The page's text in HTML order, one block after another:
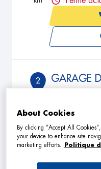
2
km
GARAGE
Fermé
About Cookies
By clicking “Accept All
your device to enhance site
marketing efforts.
Politique